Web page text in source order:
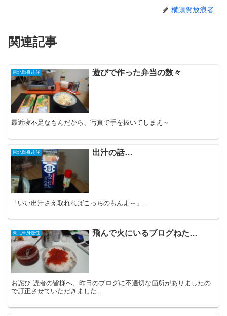
横須賀放浪者
関連記事
東北単身赴任 遊びで作った弁当の数々
最近寝不足なもんだから、写真で手を抜いてしまえ～
東北単身赴任 出汁の話…
「いい出汁さえ取れればこっちのもんよ～」...
東北単身赴任 飛んで火にいるブログねた…
お詫び 読者の皆様へ、昨日のブログに不適切な箇所がありましたの
で訂正させていただきました...